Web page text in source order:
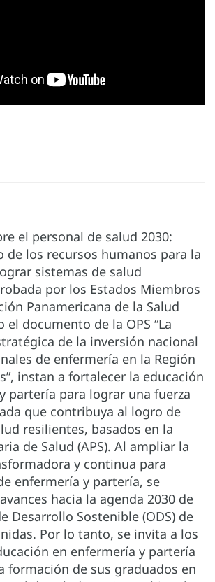
el personal de salud 2030:
los recursos humanos para la
sistemas de salud
por los Estados Miembros
Panamericana de la Salud
el documento de la OPS “La
de la inversión nacional
de enfermería en la Región
instan a fortalecer la educación
partería para lograr una fuerza
que contribuya al logro de
resilientes, basados en la
de Salud (APS). Al ampliar la
y continua para
enfermería y partería, se
hacia la agenda 2030 de
Desarrollo Sostenible (ODS) de
Por lo tanto, se invita a los
en enfermería y partería
formación de sus graduados en